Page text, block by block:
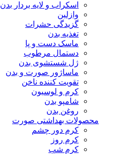
اسکراب و لایه بردار بدن
وازلین
گزیدگی حشرات
تغذیه بدن
ماسک دست و پا
دستمال مرطوب
ژل شستشوی بدن
ماساژور صورت و بدن
تقویت کننده ناخن
کرم و لوسیون
شامپو بدن
روغن بدن
محصولات بهداشتی صورت
کرم دور چشم
کرم روز
کرم شب